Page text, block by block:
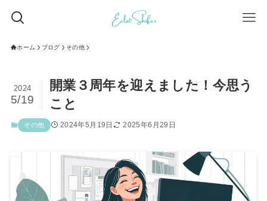
ホーム ブログ その他
開業３周年を迎えました！今思う
こと
2024
5/19
その他 2024年5月19日 2025年6月29日